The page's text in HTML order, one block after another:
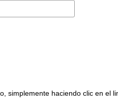
haciendo clic en el